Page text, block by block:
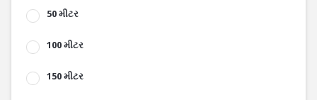
50 મીટર
100 મીટર
150 મીટર